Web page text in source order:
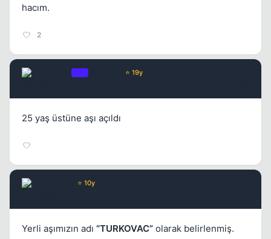
hacım.
2
⭐ 19y
25 yaş üstüne aşı açıldı
⭐ 10y
Yerli aşımızın adı “TURKOVAC” olarak belirlenmiş.